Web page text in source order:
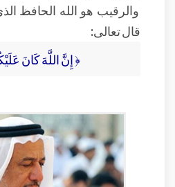
والرقيب هو الله الحافظ
قال تعالى:
﴿ إِنَّ اللَّهَ كَانَ